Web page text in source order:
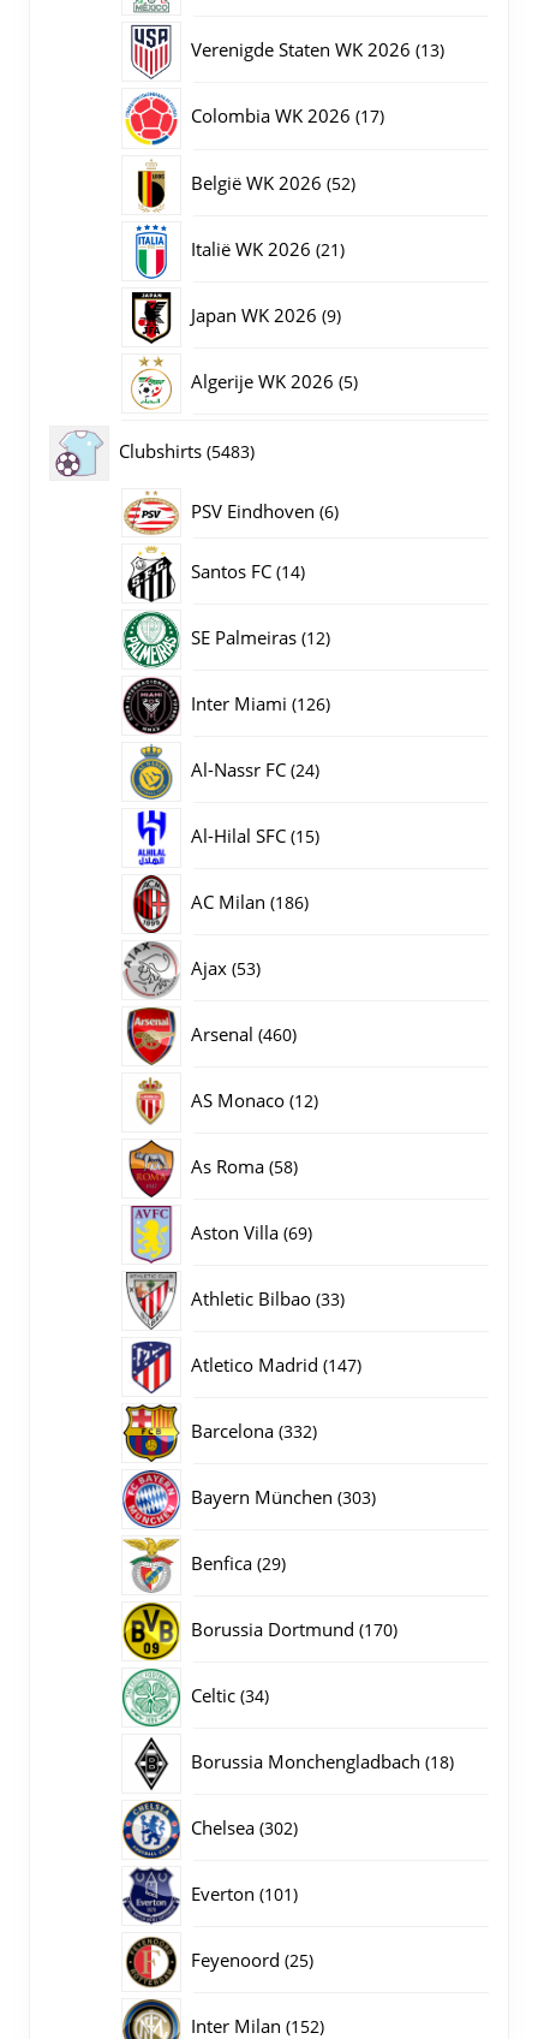
Verenigde Staten WK 2026 1313
Colombia WK 2026 1717
België WK 2026 5252
Italië WK 2026 2121
Japan WK 2026 99
Algerije WK 2026 55
Clubshirts 54835483
producten
PSV Eindhoven 66
Santos FC 1414
SE Palmeiras 1212
Inter Miami 126126
Al-Nassr FC 2424
Al-Hilal SFC 1515
AC Milan 186186
Ajax 5353
Arsenal 460460
AS Monaco 1212
As Roma 5858
Aston Villa 6969
Athletic Bilbao 3333
Atletico Madrid 147147
Barcelona 332332
Bayern München 303303
Benfica 2929
Borussia Dortmund 170170
Celtic 3434
Borussia Monchengladbach 1818
Chelsea 302302
Everton 101101
Feyenoord 2525
Inter Milan 152152